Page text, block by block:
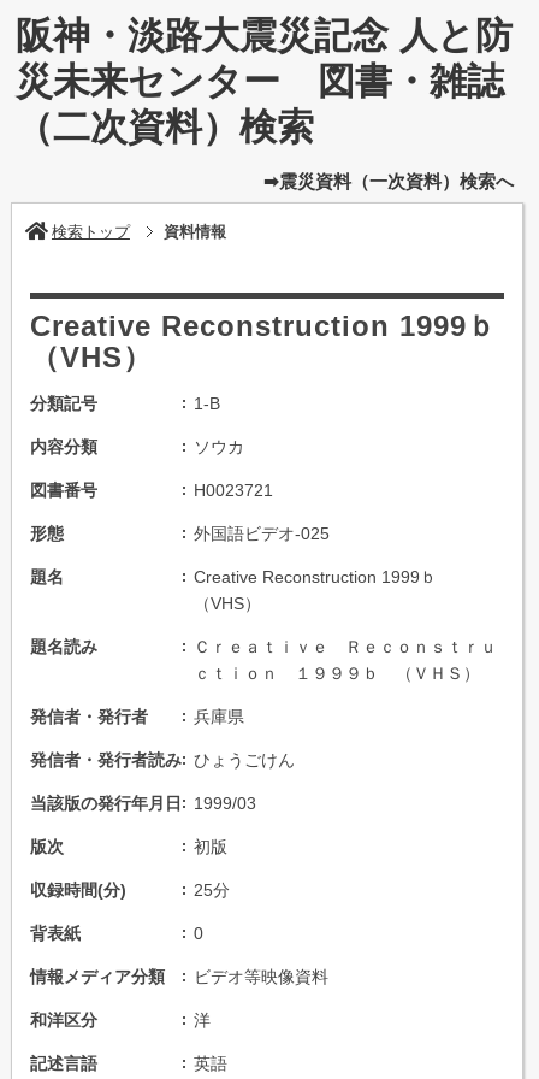
阪神・淡路大震災記念 人と防
災未来センター 図書・雑誌
（二次資料）検索
➡震災資料（一次資料）検索へ
検索トップ 資料情報
Creative Reconstruction 1999ｂ
（VHS）
分類記号 1-B
内容分類 ソウカ
図書番号 H0023721
形態 外国語ビデオ-025
題名
Creative Reconstruction 1999ｂ
（VHS）
題名読み
Ｃｒｅａｔｉｖｅ Ｒｅｃｏｎｓｔｒｕ
ｃｔｉｏｎ １９９９ｂ （ＶＨＳ）
発信者・発行者 兵庫県
発信者・発行者読み ひょうごけん
当該版の発行年月日 1999/03
版次 初版
収録時間(分) 25分
背表紙 0
情報メディア分類 ビデオ等映像資料
和洋区分 洋
記述言語 英語